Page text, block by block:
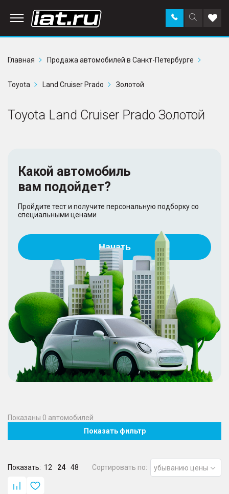
Поиск
по
Заказать
звонок в
Главная
Продажа автомобилей в Санкт-Петербурге
Toyota Land Cruiser Prado Золотой
Toyota Land Cruiser Prado Золотой
Какой автомобиль
вам подойдет?
Пройдите тест и получите персональную подборку со
специальными ценами
Начать
Показаны 0 автомобилей
Показать фильтр
Показать: 12 24 48 Сортировать по: убыванию цены